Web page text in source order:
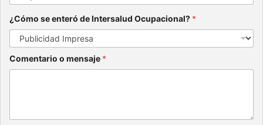
¿Cómo se enteró de Intersalud Ocupacional? *
Comentario o mensaje *